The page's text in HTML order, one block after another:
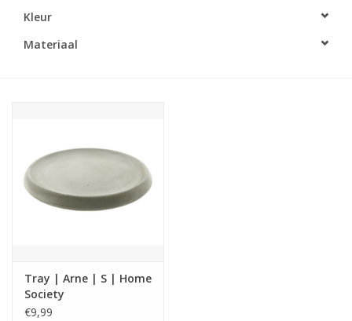
LED Kaarsen
Huisparfums
Merken
Kleur
Materiaal
Tray | Arne | S | Home
Society
€9,99